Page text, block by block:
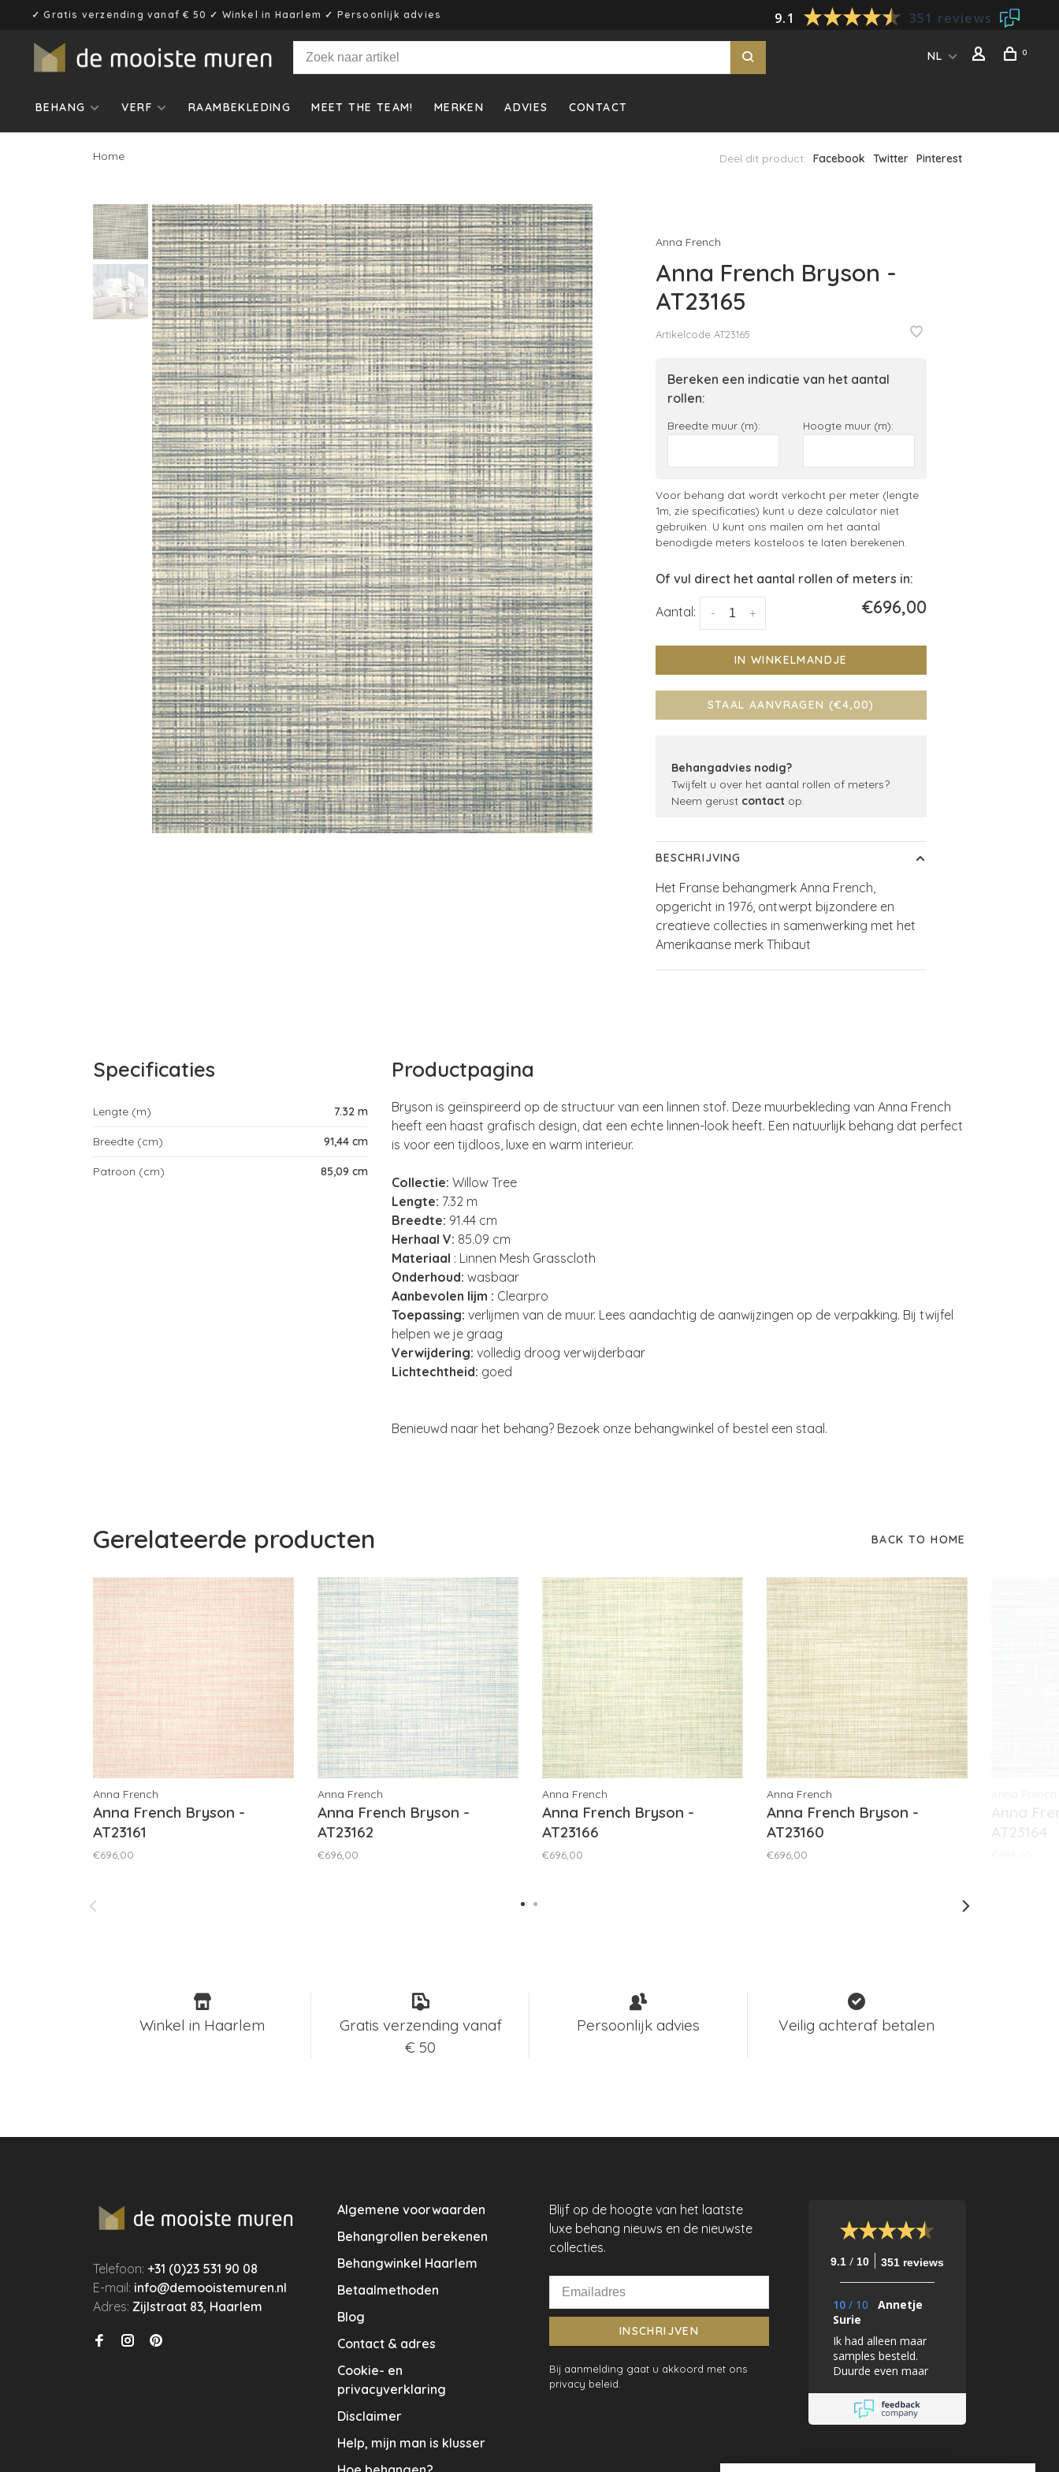
9.1 351 reviews
✓ Gratis verzending vanaf € 50 ✓ Winkel in Haarlem ✓ Persoonlijk advies
NL 0
BEHANG VERF RAAMBEKLEDING MEET THE TEAM! MERKEN ADVIES CONTACT
Home Deel dit product: Facebook Twitter Pinterest
Anna French
Anna French Bryson -
AT23165
Artikelcode AT23165
Bereken een indicatie van het aantal
rollen:
Breedte muur (m): Hoogte muur (m):
Voor behang dat wordt verkocht per meter (lengte
1m, zie specificaties) kunt u deze calculator niet
gebruiken. U kunt ons mailen om het aantal
benodigde meters kosteloos te laten berekenen.
Of vul direct het aantal rollen of meters in:
Aantal: +
- €696,00
IN WINKELMANDJE
STAAL AANVRAGEN (€4,00)
Behangadvies nodig?
Twijfelt u over het aantal rollen of meters?
Neem gerust contactop.
BESCHRIJVING
Het Franse behangmerk Anna French,
opgericht in 1976, ontwerpt bijzondere en
creatieve collecties in samenwerking met het
Amerikaanse merk Thibaut
Specificaties
Lengte (m) 7.32 m
Breedte (cm) 91,44 cm
Patroon (cm) 85,09 cm
Productpagina
Bryson is geïnspireerd op de structuur van een linnen stof. Deze muurbekleding van Anna French
heeft een haast grafisch design, dat een echte linnen-look heeft. Een natuurlijk behang dat perfect
is voor een tijdloos, luxe en warm interieur.
Collectie: Willow Tree
Lengte: 7.32 m
Breedte: 91.44 cm
Herhaal V: 85.09 cm
Materiaal : Linnen Mesh Grasscloth
Onderhoud: wasbaar
Aanbevolen lijm : Clearpro
Toepassing: verlijmen van de muur. Lees aandachtig de aanwijzingen op de verpakking. Bij twijfel
helpen we je graag
Verwijdering: volledig droog verwijderbaar
Lichtechtheid: goed
Benieuwd naar het behang? Bezoek onze behangwinkel of bestel een staal.
Gerelateerde producten BACK TO HOME
Anna French
Anna French Bryson -
AT23161
€696,00
Anna French
Anna French Bryson -
AT23162
€696,00
Anna French
Anna French Bryson -
AT23166
€696,00
Anna French
Anna French Bryson -
AT23160
€696,00
Winkel in Haarlem
Gratis verzending vanaf
€ 50
Persoonlijk advies Veilig achteraf betalen
Telefoon:+31 (0)23 531 90 08
E-mail: info@demooistemuren.nl
Adres:Zijlstraat 83, Haarlem
Algemene voorwaarden
Behangrollen berekenen
Behangwinkel Haarlem
Betaalmethoden
Blog
Contact & adres
Cookie- en
privacyverklaring
Disclaimer
Help, mijn man is klusser
Blijf op de hoogte van het laatste
luxe behang nieuws en de nieuwste
collecties.
INSCHRIJVEN
Bij aanmelding gaat u akkoord met ons
privacy beleid.
9.1 / 10 351 reviews
10 / 10
Annetje
Surie
Ik had alleen maar
samples besteld.
Duurde even maar
aan de Mooiste
muren. Ik ben er